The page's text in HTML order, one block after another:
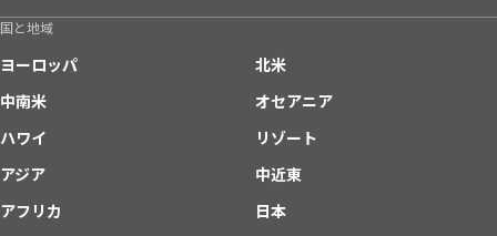
国と地域
ヨーロッパ
北米
中南米
オセアニア
ハワイ
リゾート
アジア
中近東
アフリカ
日本